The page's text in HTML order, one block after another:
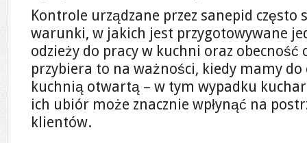
Kontrole urządzane przez sanepid często
warunki, w jakich jest przygotowywane
odzieży do pracy w kuchni oraz obecność
przybiera to na ważności, kiedy mamy do
kuchnią otwartą – w tym wypadku
ich ubiór może znacznie wpłynąć na
klientów.